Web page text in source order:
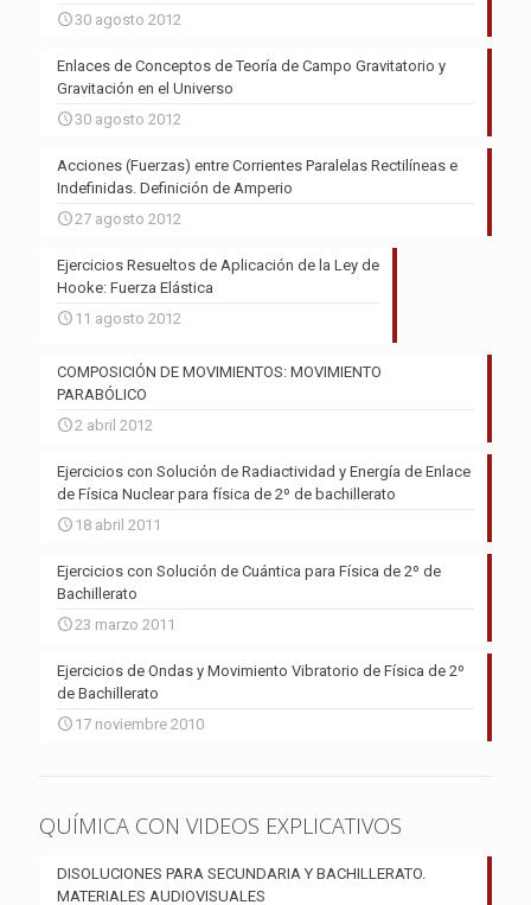
30 agosto 2012
Enlaces de Conceptos de Teoría de Campo Gravitatorio y
Gravitación en el Universo
30 agosto 2012
Acciones (Fuerzas) entre Corrientes Paralelas Rectilíneas e
Indefinidas. Definición de Amperio
27 agosto 2012
Ejercicios Resueltos de Aplicación de la Ley de
Hooke: Fuerza Elástica
11 agosto 2012
COMPOSICIÓN DE MOVIMIENTOS: MOVIMIENTO
PARABÓLICO
2 abril 2012
Ejercicios con Solución de Radiactividad y Energía de Enlace
de Física Nuclear para física de 2º de bachillerato
18 abril 2011
Ejercicios con Solución de Cuántica para Física de 2º de
Bachillerato
23 marzo 2011
Ejercicios de Ondas y Movimiento Vibratorio de Física de 2º
de Bachillerato
17 noviembre 2010
QUÍMICA CON VIDEOS EXPLICATIVOS
DISOLUCIONES PARA SECUNDARIA Y BACHILLERATO.
MATERIALES AUDIOVISUALES